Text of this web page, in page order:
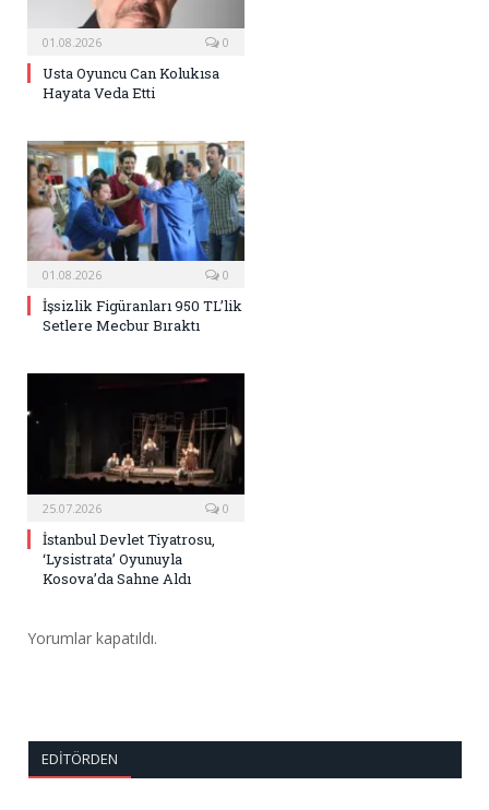
01.08.2026 0
Usta Oyuncu Can Kolukısa
Hayata Veda Etti
01.08.2026 0
İşsizlik Figüranları 950 TL’lik
Setlere Mecbur Bıraktı
25.07.2026 0
İstanbul Devlet Tiyatrosu,
‘Lysistrata’ Oyunuyla
Kosova’da Sahne Aldı
Yorumlar kapatıldı.
EDITÖRDEN